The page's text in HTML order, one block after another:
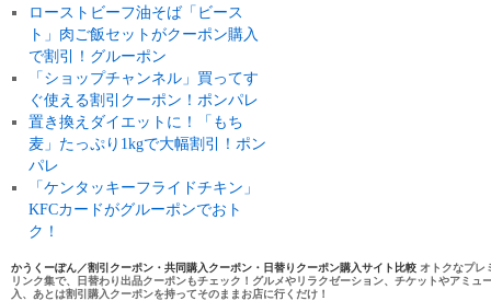
ローストビーフ油そば「ビース
ト」肉ご飯セットがクーポン購入
で割引！グルーポン
「ショップチャンネル」買ってす
ぐ使える割引クーポン！ポンパレ
置き換えダイエットに！「もち
麦」たっぷり1kgで大幅割引！ポン
パレ
「ケンタッキーフライドチキン」
KFCカードがグルーポンでおト
ク！
かうくーぽん／割引クーポン・共同購入クーポン・日替りクーポン購入サイト比較 オトクなプレ
リンク集で、日替わり出品クーポンもチェック！グルメやリラクゼーション、チケットやアミ
入、あとは割引購入クーポンを持ってそのままお店に行くだけ！